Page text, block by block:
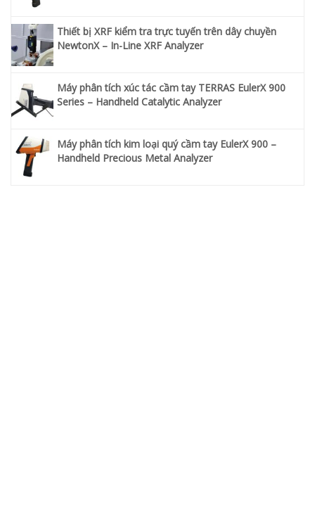
Thiết bị XRF kiểm tra trực tuyến trên dây chuyền
NewtonX – In-Line XRF Analyzer
Máy phân tích xúc tác cầm tay TERRAS EulerX 900
Series – Handheld Catalytic Analyzer
Máy phân tích kim loại quý cầm tay EulerX 900 –
Handheld Precious Metal Analyzer